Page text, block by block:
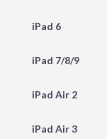
iPad 6
iPad 7/8/9
iPad Air 2
iPad Air 3